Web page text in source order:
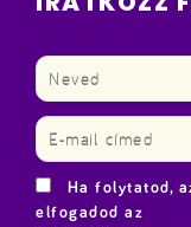
Ha folytatod,
elfogadod az